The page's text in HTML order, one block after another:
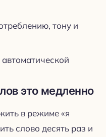
тону и
это медленно
в режиме «я
слово десять раз и